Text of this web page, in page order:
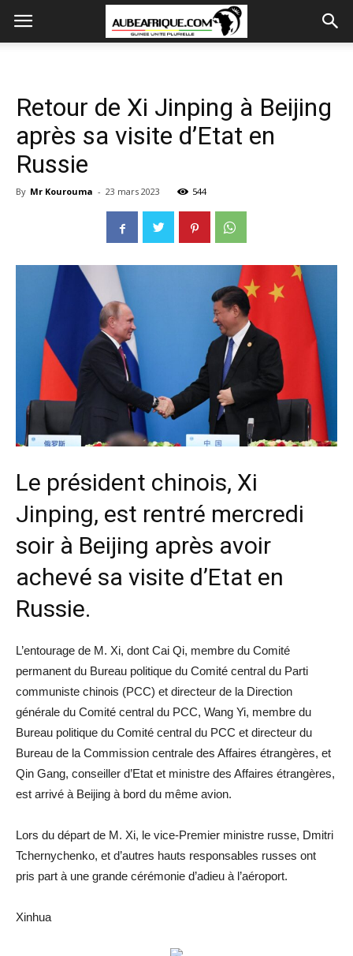
Retour de Xi Jinping à Beijing
après sa visite d’Etat en
Russie
By Mr Kourouma - 23 mars 2023 544
Le président chinois, Xi
Jinping, est rentré mercredi
soir à Beijing après avoir
achevé sa visite d’Etat en
Russie.
L’entourage de M. Xi, dont Cai Qi, membre du Comité
permanent du Bureau politique du Comité central du Parti
communiste chinois (PCC) et directeur de la Direction
générale du Comité central du PCC, Wang Yi, membre du
Bureau politique du Comité central du PCC et directeur du
Bureau de la Commission centrale des Affaires étrangères, et
Qin Gang, conseiller d’Etat et ministre des Affaires étrangères,
est arrivé à Beijing à bord du même avion.
Lors du départ de M. Xi, le vice-Premier ministre russe, Dmitri
Tchernychenko, et d’autres hauts responsables russes ont
pris part à une grande cérémonie d’adieu à l’aéroport.
Xinhua